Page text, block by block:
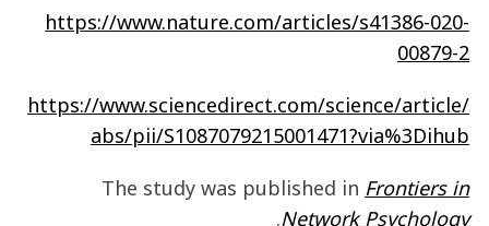
https://www.nature.com/articles/s41386-020-
00879-2
https://www.sciencedirect.com/science/article/
abs/pii/S1087079215001471?via%3Dihub
The study was published inFrontiers in